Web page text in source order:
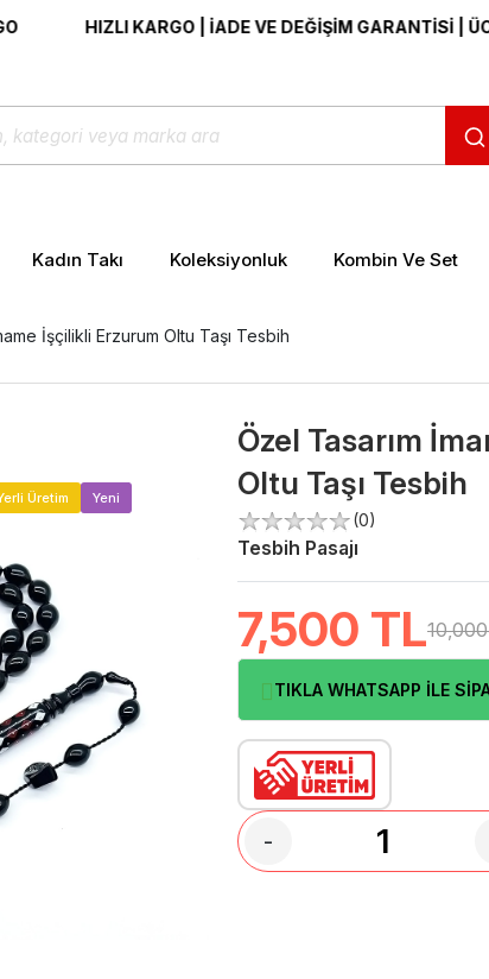
HIZLI KARGO | İADE VE DEĞİŞİM GARANTİSİ | ÜCRETSİZ
Kadın Takı Koleksiyonluk Kombin Ve Set
İşçilikli Erzurum Oltu Taşı Tesbih
Üretim Yeni
Özel Tasarım
Oltu Taşı Tesbih
(0)
Tesbih Pasajı
7,500 TL
TIKLA WHATSAPP İLE
-